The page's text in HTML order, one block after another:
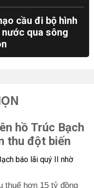
cầu đi bộ hình
qua sông
hồ Trúc Bạch
thu đột biến
thuế hơn 15 tỷ đồng